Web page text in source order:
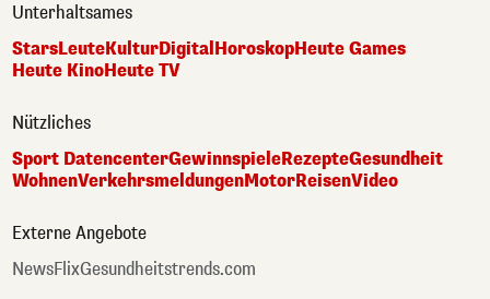
Unterhaltsames
StarsLeuteKulturDigital HoroskopHeute Games
Heute KinoHeute TV
Nützliches
Sport DatencenterGewinnspieleRezepteGesundheit
WohnenVerkehrsmeldungenMotorReisenVideo
Externe Angebote
NewsFlixGesundheitstrends.com